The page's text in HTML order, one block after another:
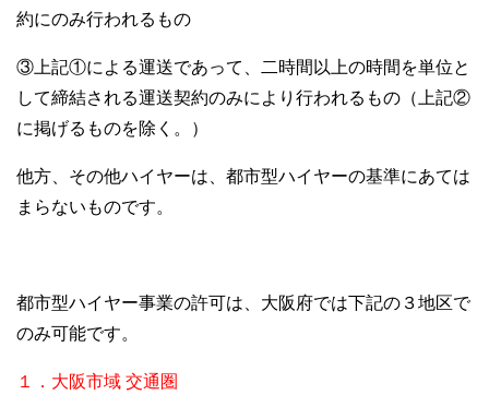
約にのみ行われるもの
③上記①による運送であって、二時間以上の時間を単位と
して締結される運送契約のみにより行われるもの（上記②
に掲げるものを除く。）
他方、その他ハイヤーは、都市型ハイヤーの基準にあては
まらないものです。
都市型ハイヤー事業の許可は、大阪府では下記の３地区で
のみ可能です。
１．大阪市域 交通圏